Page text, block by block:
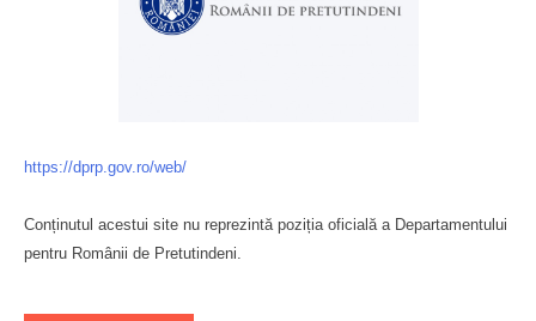
https://dprp.gov.ro/web/
Conținutul acestui site nu reprezintă poziția oficială a Departamentului
pentru Românii de Pretutindeni.